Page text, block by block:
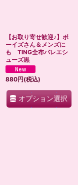
【お取り寄せ歓迎♪】ボ
ーイズさん＆メンズに
も TING全布バレエシ
ューズ黒
880円(税込)
オプション選択